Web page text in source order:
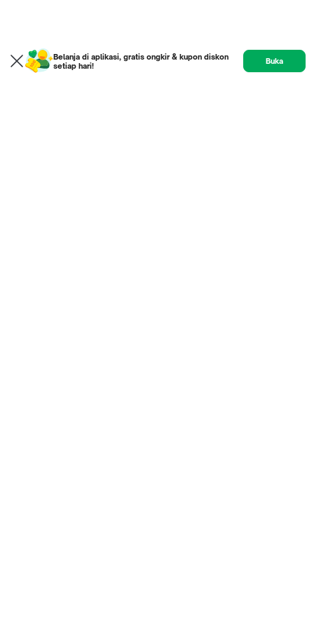
Belanja di aplikasi, gratis ongkir & kupon diskon
setiap hari!
Buka